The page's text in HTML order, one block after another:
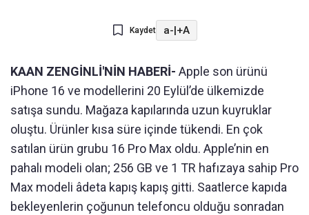
Kaydet a-|+A
KAAN ZENGİNLİ'NİN HABERİ- Apple son ürünü
iPhone 16 ve modellerini 20 Eylül’de ülkemizde
satışa sundu. Mağaza kapılarında uzun kuyruklar
oluştu. Ürünler kısa süre içinde tükendi. En çok
satılan ürün grubu 16 Pro Max oldu. Apple’nin en
pahalı modeli olan; 256 GB ve 1 TR hafızaya sahip Pro
Max modeli âdeta kapış kapış gitti. Saatlerce kapıda
bekleyenlerin çoğunun telefoncu olduğu sonradan